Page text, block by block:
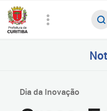
Dia da Inovação